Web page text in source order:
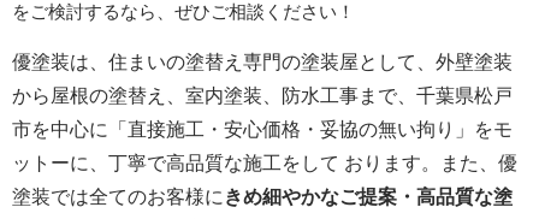
をご検討するなら、ぜひご相談ください！
優塗装は、住まいの塗替え専門の塗装屋として、外壁塗装
から屋根の塗替え、室内塗装、防水工事まで、千葉県松戸
市を中心に「直接施工・安心価格・妥協の無い拘り」をモ
ットーに、丁寧で高品質な施工をして おります。また、優
塗装では全てのお客様にきめ細やかなご提案・高品質な塗